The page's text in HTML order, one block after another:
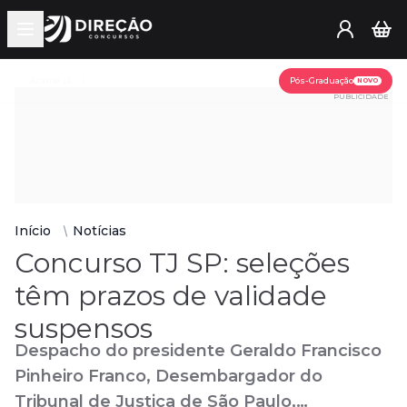
Open main menu
Pós-Graduação NOVO
PUBLICIDADE
Início Notícias
Concurso TJ SP: seleções
têm prazos de validade
suspensos
Despacho do presidente Geraldo Francisco
Pinheiro Franco, Desembargador do
Tribunal de Justiça de São Paulo,